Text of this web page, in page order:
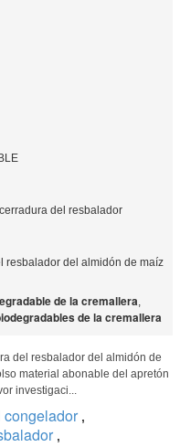
del resbalador
resbalador del almidón de maíz
de la cremallera,
de la cremallera
del resbalador del almidón de
material abonable del apretón
investigaci...
,
,